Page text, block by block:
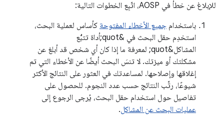
للإبلاغ عن خطأ في AOSP، اتّبِع الخطوات التالية:
باستخدام جميع الأخطاء المفتوحة كأساس لعملية البحث،
استخدِم حقل البحث في &quot;أداة تتبُّع
المشاكل&quot; لمعرفة ما إذا كان أي شخص قد أبلغ عن
مشكلتك أو ميزتك. لا تنسَ البحث أيضًا عن الأخطاء التي تم
إغلاقها وإصلاحها. لمساعدتك في العثور على النتائج الأكثر
شيوعًا، رتِّب النتائج حسب عدد النجوم. للحصول على
تفاصيل حول استخدام حقل البحث، يُرجى الرجوع إلى
عمليات البحث عن المشاكل.